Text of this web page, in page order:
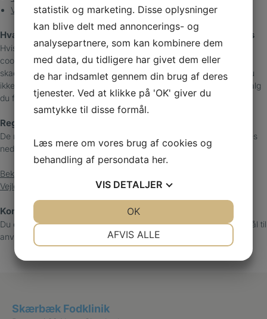
Vejledning i at slette cookies fra Windows Phone
Hvad sker der hvis du ikke accepterer eller sletter cookies
Hvis du vælger at blokere for alle cookies eller sletter eksisterende
cookies på din computer, kan du stadig læse tekst på
skaerbaekfodklinik.dk. Dog kan der være funktioner og services du
ikke kan bruge, fordi de forudsætter, at webstedet kan huske de valg
du foretager.
Regler
De regler, der gælder for Skærbæk Fodklinik brug af cookies, findes
nedenfor.
Bekendtgørelse om cookies
Vejledning om cookies
Kontakt
Du er velkommen til at kontakte os hvis du har yderligere spørgsmål til
anvendelsen af cookies på skaerbaekfodklinik.dk.
Skærbæk Fodklinik
statistik og marketing. Disse oplysninger
kan blive delt med annoncerings- og
analysepartnere, som kan kombinere dem
med data, du tidligere har givet dem eller
de har indsamlet gennem din brug af deres
tjenester. Ved at klikke på 'OK' giver du
samtykke til disse formål.
Læs mere om vores brug af cookies og
behandling af persondata her.
VIS DETALJER
AFVIS ALLE
OK